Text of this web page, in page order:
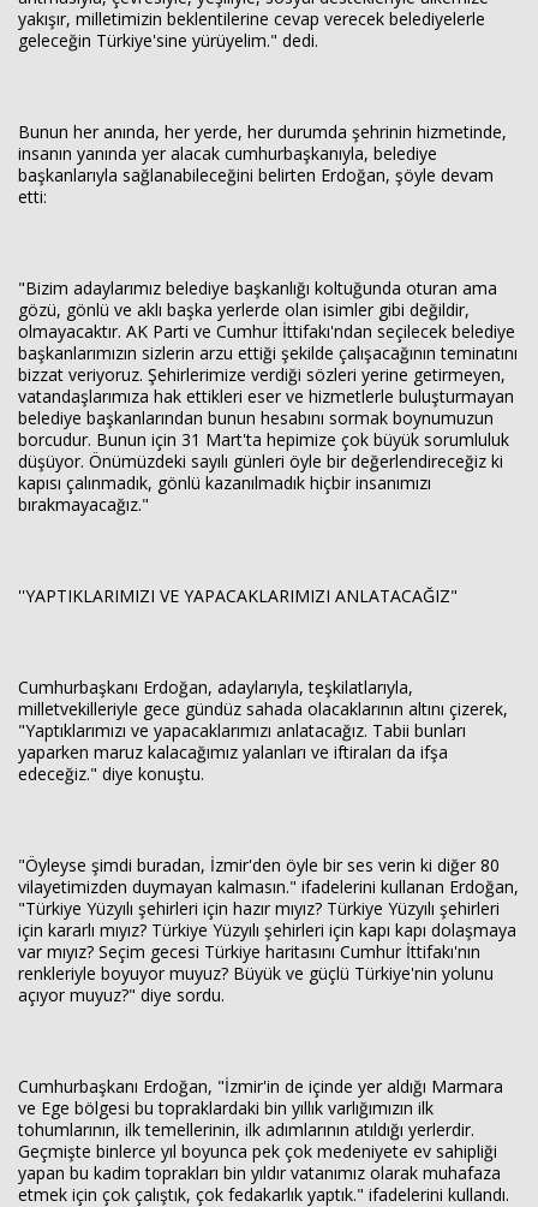
yakışır, milletimizin beklentilerine cevap verecek belediyelerle
geleceğin Türkiye'sine yürüyelim." dedi.
Bunun her anında, her yerde, her durumda şehrinin hizmetinde,
insanın yanında yer alacak cumhurbaşkanıyla, belediye
başkanlarıyla sağlanabileceğini belirten Erdoğan, şöyle devam
etti:
"Bizim adaylarımız belediye başkanlığı koltuğunda oturan ama
gözü, gönlü ve aklı başka yerlerde olan isimler gibi değildir,
olmayacaktır. AK Parti ve Cumhur İttifakı'ndan seçilecek belediye
başkanlarımızın sizlerin arzu ettiği şekilde çalışacağının teminatını
bizzat veriyoruz. Şehirlerimize verdiği sözleri yerine getirmeyen,
vatandaşlarımıza hak ettikleri eser ve hizmetlerle buluşturmayan
belediye başkanlarından bunun hesabını sormak boynumuzun
borcudur. Bunun için 31 Mart'ta hepimize çok büyük sorumluluk
düşüyor. Önümüzdeki sayılı günleri öyle bir değerlendireceğiz ki
kapısı çalınmadık, gönlü kazanılmadık hiçbir insanımızı
bırakmayacağız."
''YAPTIKLARIMIZI VE YAPACAKLARIMIZI ANLATACAĞIZ"
Cumhurbaşkanı Erdoğan, adaylarıyla, teşkilatlarıyla,
milletvekilleriyle gece gündüz sahada olacaklarının altını çizerek,
"Yaptıklarımızı ve yapacaklarımızı anlatacağız. Tabii bunları
yaparken maruz kalacağımız yalanları ve iftiraları da ifşa
edeceğiz." diye konuştu.
"Öyleyse şimdi buradan, İzmir'den öyle bir ses verin ki diğer 80
vilayetimizden duymayan kalmasın." ifadelerini kullanan Erdoğan,
"Türkiye Yüzyılı şehirleri için hazır mıyız? Türkiye Yüzyılı şehirleri
için kararlı mıyız? Türkiye Yüzyılı şehirleri için kapı kapı dolaşmaya
var mıyız? Seçim gecesi Türkiye haritasını Cumhur İttifakı'nın
renkleriyle boyuyor muyuz? Büyük ve güçlü Türkiye'nin yolunu
açıyor muyuz?" diye sordu.
Cumhurbaşkanı Erdoğan, "İzmir'in de içinde yer aldığı Marmara
ve Ege bölgesi bu topraklardaki bin yıllık varlığımızın ilk
tohumlarının, ilk temellerinin, ilk adımlarının atıldığı yerlerdir.
Geçmişte binlerce yıl boyunca pek çok medeniyete ev sahipliği
yapan bu kadim toprakları bin yıldır vatanımız olarak muhafaza
etmek için çok çalıştık, çok fedakarlık yaptık." ifadelerini kullandı.